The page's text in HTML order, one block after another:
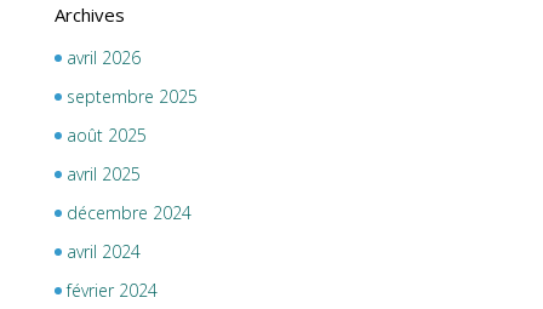
Archives
avril 2026
septembre 2025
août 2025
avril 2025
décembre 2024
avril 2024
février 2024